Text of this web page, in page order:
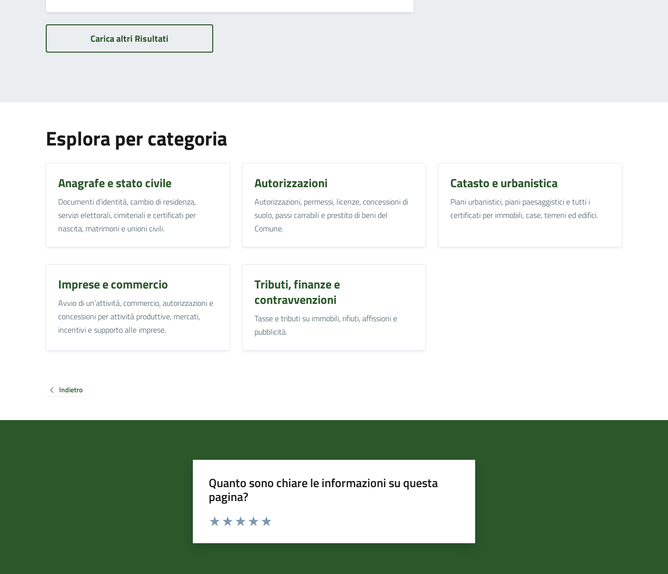
Carica altri Risultati
Esplora per categoria
Anagrafe e stato civile
Documenti d’identità, cambio di residenza,
servizi elettorali, cimiteriali e certificati per
nascita, matrimoni e unioni civili.
Autorizzazioni
Autorizzazioni, permessi, licenze, concessioni di
suolo, passi carrabili e prestito di beni del
Comune.
Catasto e urbanistica
Piani urbanistici, piani paesaggistici e tutti i
certificati per immobili, case, terreni ed edifici.
Imprese e commercio
Avvio di un’attività, commercio, autorizzazioni e
concessioni per attività produttive, mercati,
incentivi e supporto alle imprese.
Tributi, finanze e
contravvenzioni
Tasse e tributi su immobili, rifiuti, affissioni e
pubblicità.
Indietro
Quanto sono chiare le informazioni su questa
pagina?
Valuta da 1 a 5 stelle la pagina